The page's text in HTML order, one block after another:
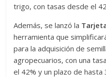
trigo, con tasas desde el
Además, se lanzó la
herramienta que
para la adquisición de
agropecuarios, con una
el 42% y un plazo de hasta